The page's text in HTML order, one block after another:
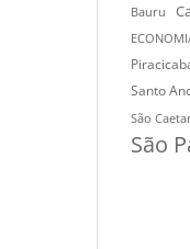
Bauru
Santo
São
São